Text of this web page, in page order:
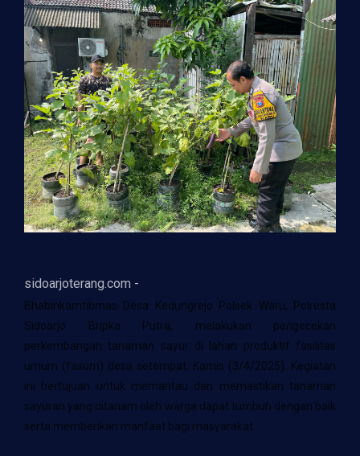
sidoarjoterang.com -
Bhabinkamtibmas Desa Kedungrejo Polsek Waru, Polresta
Sidoarjo Bripka Putra, melakukan pengecekan
perkembangan tanaman sayur di lahan produktif fasilitas
umum (fasum) desa setempat, Kamis (3/4/2025). Kegiatan
ini bertujuan untuk memantau dan memastikan tanaman
sayuran yang ditanam oleh warga dapat tumbuh dengan baik
serta memberikan manfaat bagi masyarakat.